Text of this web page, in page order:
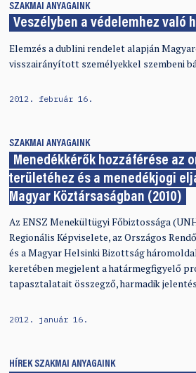
SZAKMAI ANYAGAINK
Veszélyben a védelemhez való
Elemzés a dublini rendelet alapján
visszairányított személyekkel szembeni
2012. február 16.
SZAKMAI ANYAGAINK
Menedékkérők hozzáférése az
területéhez és a menedékjogi
Magyar Köztársaságban (2010)
Az ENSZ Menekültügyi Főbiztossága
Regionális Képviselete, az Országos
és a Magyar Helsinki Bizottság
keretében megjelent a határmegfigyelő
tapasztalatait összegző, harmadik
2012. január 16.
HÍREK SZAKMAI ANYAGAINK